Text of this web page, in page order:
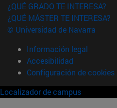
¿QUÉ GRADO TE INTERESA?
¿QUÉ MÁSTER TE INTERESA?
© Universidad de Navarra
Información legal
Accesibilidad
Configuración de cookies
Localizador de campus